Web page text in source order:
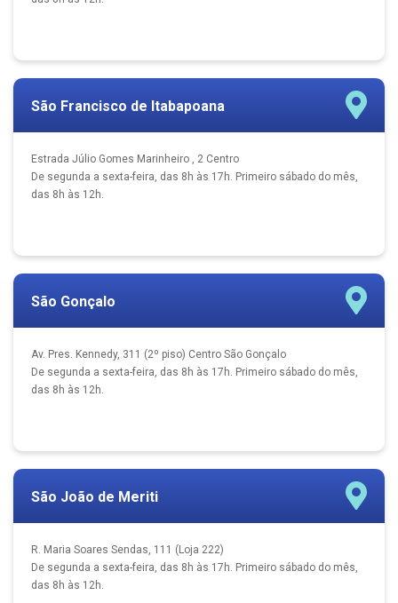
São Francisco de Itabapoana
Estrada Júlio Gomes Marinheiro , 2 Centro
De segunda a sexta-feira, das 8h às 17h. Primeiro sábado do mês,
das 8h às 12h.
São Gonçalo
Av. Pres. Kennedy, 311 (2º piso) Centro São Gonçalo
De segunda a sexta-feira, das 8h às 17h. Primeiro sábado do mês,
das 8h às 12h.
São João de Meriti
R. Maria Soares Sendas, 111 (Loja 222)
De segunda a sexta-feira, das 8h às 17h. Primeiro sábado do mês,
das 8h às 12h.